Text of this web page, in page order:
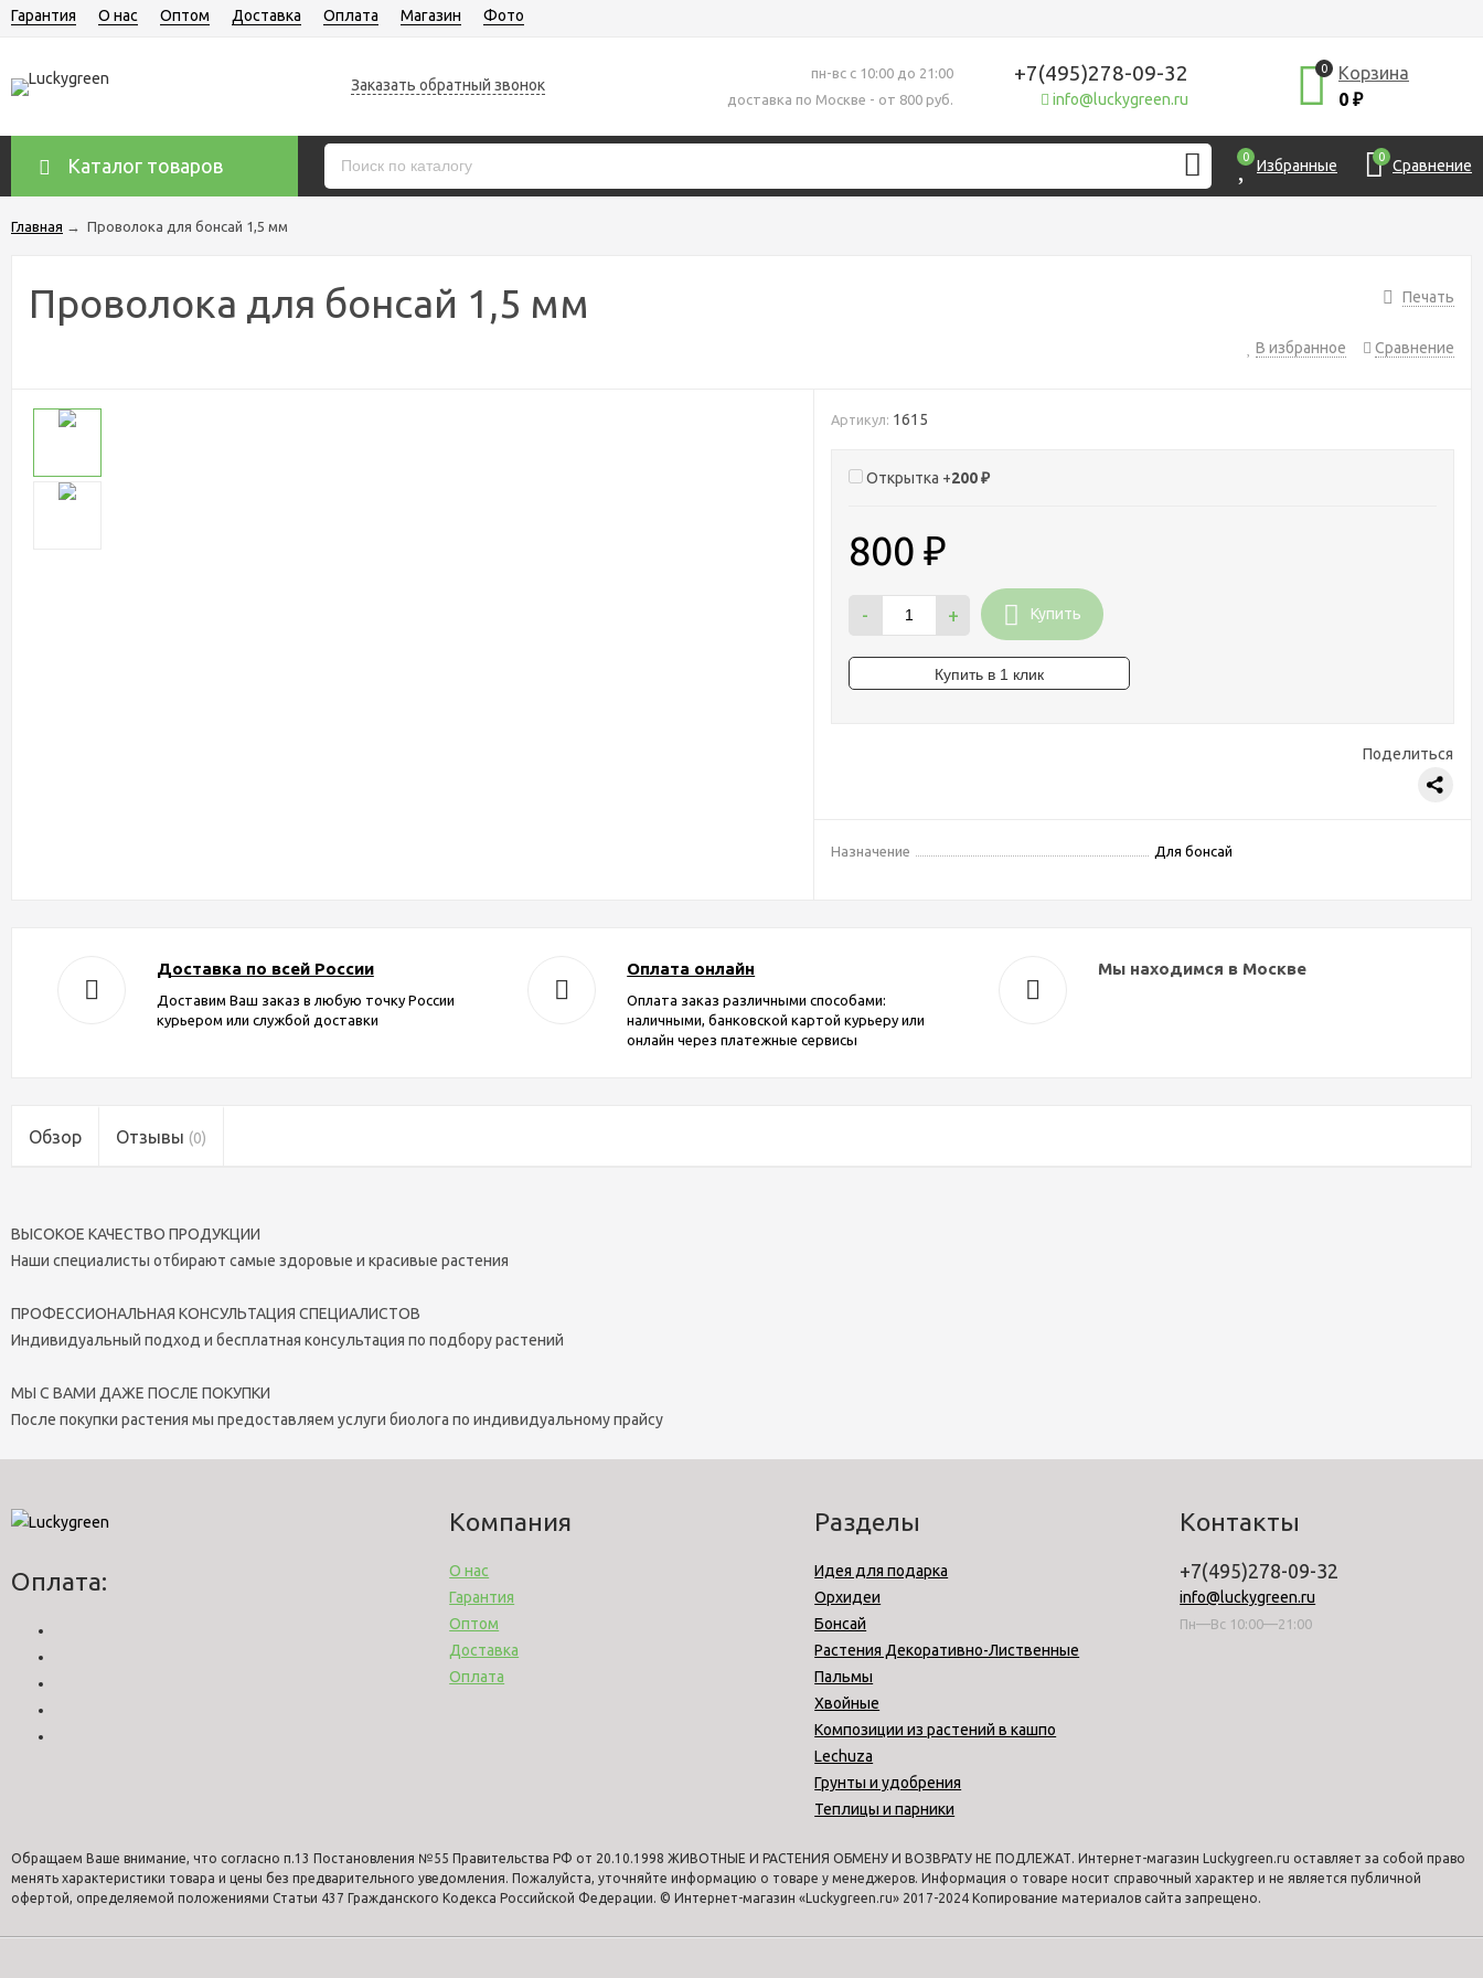
Гарантия О нас Оптом Доставка Оплата Магазин Фото
Заказать обратный звонок
пн-вс с 10:00 до 21:00
доставка по Москве - от 800 руб.
+7(495)278-09-32
info@luckygreen.ru
0
Корзина
0 ₽
Каталог товаров 0 Избранные 0 Сравнение
Главная → Проволока для бонсай 1,5 мм
Печать
Проволока для бонсай 1,5 мм
В избранное Сравнение
Артикул: 1615
Открытка +200₽
800₽
- + Купить
Поделиться
Назначение Для бонсай
Доставка по всей России
Доставим Ваш заказ в любую точку России
курьером или службой доставки
Оплата онлайн
Оплата заказ различными способами:
наличными, банковской картой курьеру или
онлайн через платежные сервисы
Мы находимся в Москве
Обзор Отзывы (0)
ВЫСОКОЕ КАЧЕСТВО ПРОДУКЦИИ
Наши специалисты отбирают самые здоровые и красивые растения
ПРОФЕССИОНАЛЬНАЯ КОНСУЛЬТАЦИЯ СПЕЦИАЛИСТОВ
Индивидуальный подход и бесплатная консультация по подбору растений
МЫ С ВАМИ ДАЖЕ ПОСЛЕ ПОКУПКИ
После покупки растения мы предоставляем услуги биолога по индивидуальному прайсу
Оплата:
Компания
О нас
Гарантия
Оптом
Доставка
Оплата
Разделы
Идея для подарка
Орхидеи
Бонсай
Растения Декоративно-Лиственные
Пальмы
Хвойные
Композиции из растений в кашпо
Lechuza
Грунты и удобрения
Теплицы и парники
Контакты
+7(495)278-09-32
info@luckygreen.ru
Пн—Вс 10:00—21:00
Обращаем Ваше внимание, что согласно п.13 Постановления №55 Правительства РФ от 20.10.1998 ЖИВОТНЫЕ И РАСТЕНИЯ ОБМЕНУ И ВОЗВРАТУ НЕ ПОДЛЕЖАТ. Интернет-магазин Luckygreen.ru оставляет за собой право
менять характеристики товара и цены без предварительного уведомления. Пожалуйста, уточняйте информацию о товаре у менеджеров. Информация о товаре носит справочный характер и не является публичной
офертой, определяемой положениями Статьи 437 Гражданского Кодекса Российской Федерации. © Интернет-магазин «Luckygreen.ru» 2017-2024 Копирование материалов сайта запрещено.